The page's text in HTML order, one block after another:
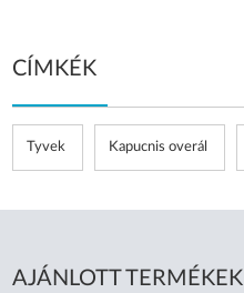
CÍMKÉK
Tyvek Kapucnis overál
AJÁNLOTT TERMÉKEK